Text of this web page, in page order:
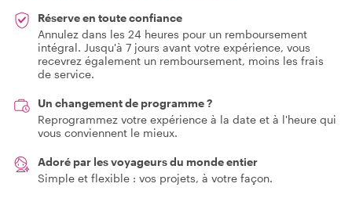
Réserve en toute confiance
Annulez dans les 24 heures pour un remboursement
intégral. Jusqu'à 7 jours avant votre expérience, vous
recevrez également un remboursement, moins les frais
de service.
Un changement de programme ?
Reprogrammez votre expérience à la date et à l'heure qui
vous conviennent le mieux.
Adoré par les voyageurs du monde entier
Simple et flexible : vos projets, à votre façon.